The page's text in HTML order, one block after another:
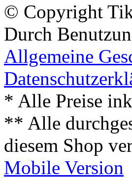
© Copyright
Durch
Allgemeine
* Alle Preise
** Alle
diesem Shop
Mobile Version